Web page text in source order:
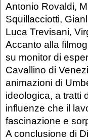
Antonio Rovaldi,
Squillacciotti,
Luca Trevisani,
Accanto alla
su monitor di
Cavallino di
animazioni di
ideologica, a tratti
influenze che il
fascinazione e
A conclusione di